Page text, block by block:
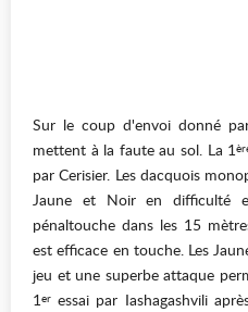
Sur le coup d'envoi donné
mettent à la faute au sol. La 1
par Cerisier. Les dacquois
Jaune et Noir en difficulté
pénaltouche dans les 15
est efficace en touche. Les
jeu et une superbe attaque
1er essai par Iashagashvili